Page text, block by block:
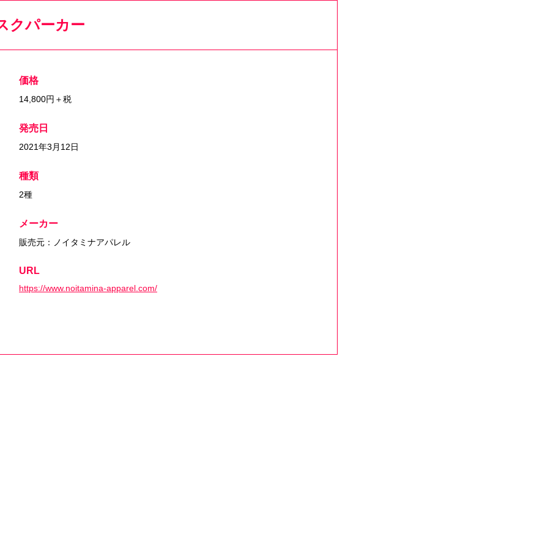
クパーカー
価格
14,800円＋税
発売日
2021年3月12日
種類
2種
メーカー
販売元：ノイタミナアパレル
URL
https://www.noitamina-apparel.com/